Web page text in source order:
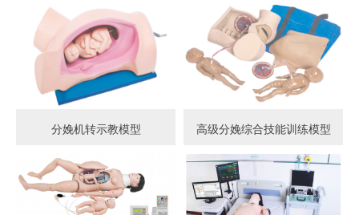
分娩机转示教模型 高级分娩综合技能训练模型